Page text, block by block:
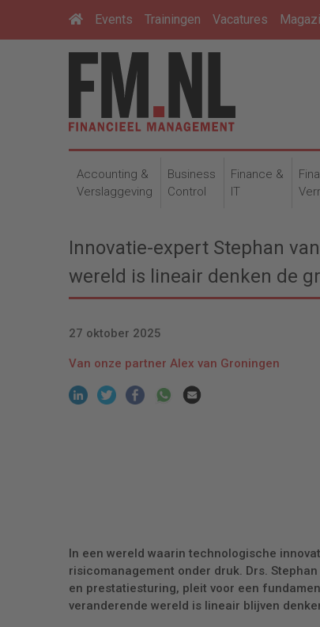
Events Trainingen Vacatures
Accounting &
Verslaggeving
Business
Control
Finance &
IT
Innovatie-expert Stephan
wereld is lineair denken de
27 oktober 2025
Van onze partner Alex van Groningen
In een wereld waarin technologische
risicomanagement onder druk. Drs.
en prestatiesturing, pleit voor een
veranderende wereld is lineair blijven